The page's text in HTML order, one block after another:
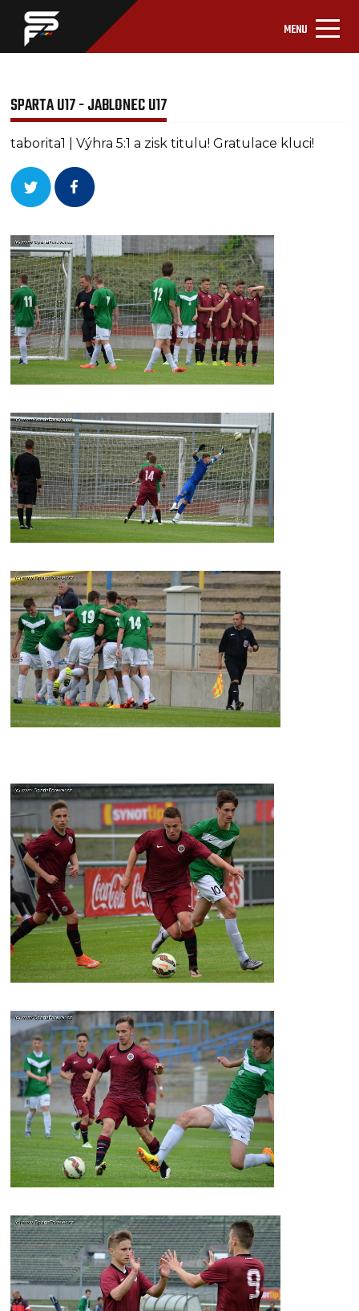
MENU
SPARTA U17 - JABLONEC U17
taborita1 | Výhra 5:1 a zisk titulu! Gratulace kluci!